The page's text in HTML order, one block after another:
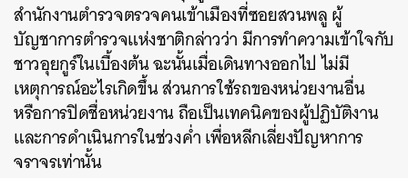
สำนักงานตำรวจตรวจคนเข้าเมืองที่ซอยสวนพลู ผู้
บัญชาการตำรวจแห่งชาติกล่าวว่า มีการทำความเข้าใจกับ
ชาวอุยกูร์ในเบื้องต้น ฉะนั้นเมื่อเดินทางออกไป ไม่มี
เหตุการณ์อะไรเกิดขึ้น ส่วนการใช้รถของหน่วยงานอื่น
หรือการปิดชื่อหน่วยงาน ถือเป็นเทคนิคของผู้ปฏิบัติงาน
และการดำเนินการในช่วงค่ำ เพื่อหลีกเลี่ยงปัญหาการ
จราจรเท่านั้น
ค้นหา
SHARE TWEET LINE EMAIL